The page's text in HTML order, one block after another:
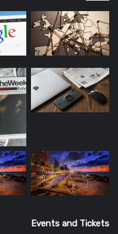
Events and Tickets